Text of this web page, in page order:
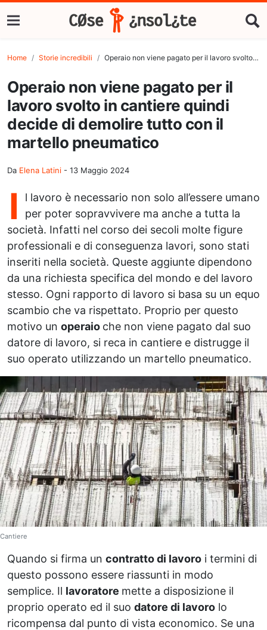
Home Storie incredibili Operaio non viene pagato per il lavoro svolto in cantiere quindi decide di demolire tutto con il martello pneumatico
Operaio non viene pagato per il
lavoro svolto in cantiere quindi
decide di demolire tutto con il
martello pneumatico
Da Elena Latini - 13 Maggio 2024
I
l lavoro è necessario non solo all’essere umano
per poter sopravvivere ma anche a tutta la
società. Infatti nel corso dei secoli molte figure
professionali e di conseguenza lavori, sono stati
inseriti nella società. Queste aggiunte dipendono
da una richiesta specifica del mondo e del lavoro
stesso. Ogni rapporto di lavoro si basa su un equo
scambio che va rispettato. Proprio per questo
motivo un operaio che non viene pagato dal suo
datore di lavoro, si reca in cantiere e distrugge il
suo operato utilizzando un martello pneumatico.
Cantiere
Quando si firma un contratto di lavoro i termini di
questo possono essere riassunti in modo
semplice. Il lavoratore mette a disposizione il
proprio operato ed il suo datore di lavoro lo
ricompensa dal punto di vista economico. Se una